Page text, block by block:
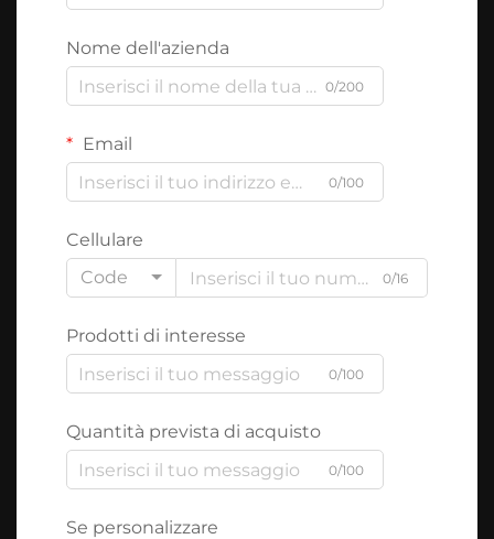
Nome dell'azienda
0/200
Email
0/100
Cellulare
Code
0/16
Prodotti di interesse
0/100
Quantità prevista di acquisto
0/100
Se personalizzare